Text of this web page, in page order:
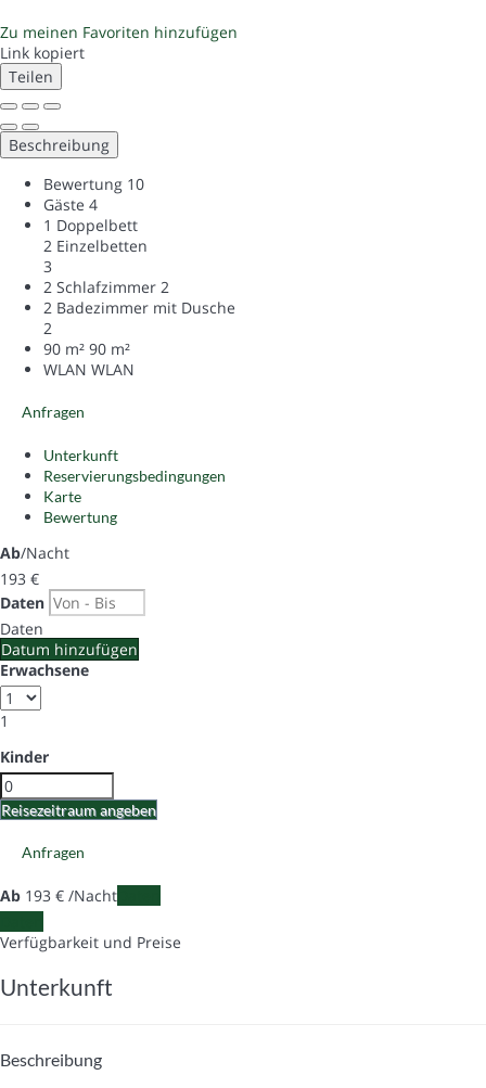
Zu meinen Favoriten hinzufügen
Link kopiert
Teilen
Beschreibung
Bewertung 10
Gäste 4
1 Doppelbett
2 Einzelbetten
3
2 Schlafzimmer 2
2 Badezimmer mit Dusche
2
90 m² 90 m²
WLAN WLAN
Anfragen
Unterkunft
Reservierungsbedingungen
Karte
Bewertung
Ab/Nacht
193 €
Daten
Daten
Datum hinzufügen
Erwachsene
1
Kinder
Reisezeitraum angeben
Anfragen
Ab 193 € /Nacht
Verfügbarkeit und Preise
Unterkunft
Beschreibung